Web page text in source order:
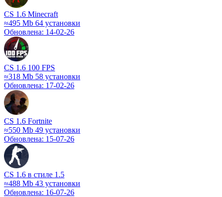
CS 1.6 Minecraft
≈495 Mb 64 установки
Обновлена: 14-02-26
CS 1.6 100 FPS
≈318 Mb 58 установки
Обновлена: 17-02-26
CS 1.6 Fortnite
≈550 Mb 49 установки
Обновлена: 15-07-26
СS 1.6 в стиле 1.5
≈488 Mb 43 установки
Обновлена: 16-07-26